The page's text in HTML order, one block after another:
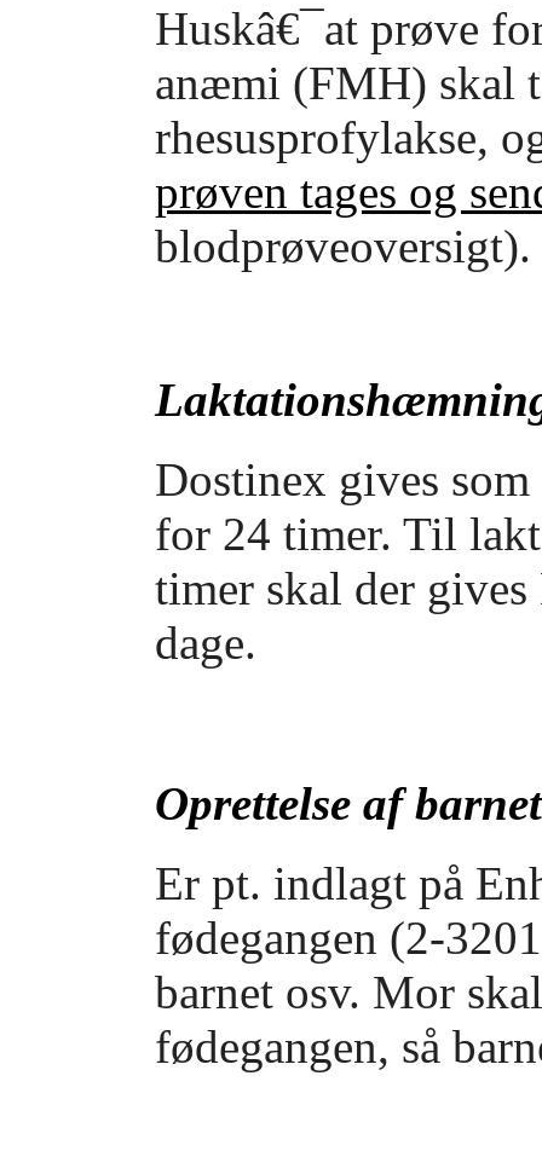
Huskâ€¯at prøve
anæmi (FMH) skal
rhesusprofylakse,
prøven tages og
blodprøveoversigt).
Dostinex gives
for 24 timer. Til
timer skal der
dage.
Oprettelse af barnet
Er pt. indlagt på
fødegangen (2-
barnet osv. Mor
fødegangen, så